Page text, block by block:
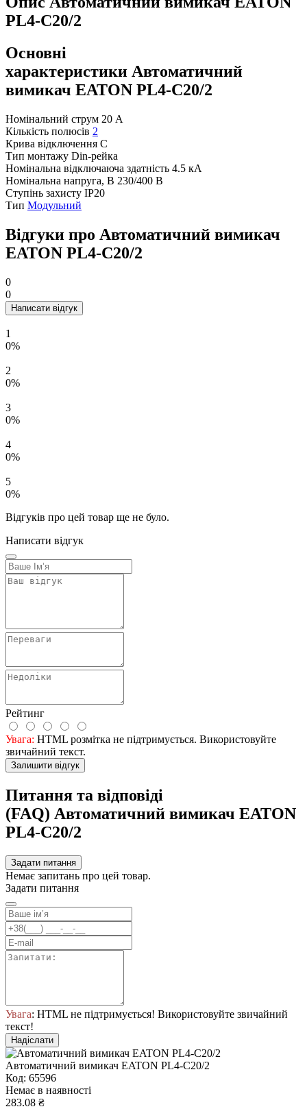
PL4-C20/2
Основні
характеристики Автоматичний
вимикач EATON PL4-C20/2
Номінальний струм 20 А
Кількість полюсів 2
Крива відключення C
Тип монтажу Din-рейка
Номінальна відключаюча здатність 4.5 кА
Номінальна напруга, В 230/400 В
Ступінь захисту IP20
Тип Модульний
Відгуки про Автоматичний вимикач
EATON PL4-C20/2
0
0
Написати відгук
1
0%
2
0%
3
0%
4
0%
5
0%
Відгуків про цей товар ще не було.
Написати відгук
Рейтинг
Увага: HTML розмітка не підтримується. Використовуйте
звичайний текст.
Залишити відгук
Питання та відповіді
(FAQ) Автоматичний вимикач EATON
PL4-C20/2
Задати питання
Немає запитань про цей товар.
Задати питання
Увага: HTML не підтримується! Використовуйте звичайний
текст!
Надіслати
Автоматичний вимикач EATON PL4-C20/2
Код: 65596
Немає в наявності
283.08 ₴